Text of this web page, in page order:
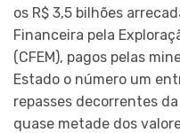
os R$ 3,5 bilhões
Financeira pela
(CFEM), pagos pelas
Estado o número um
repasses decorrentes
quase metade dos